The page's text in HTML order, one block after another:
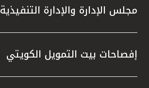
مملكة البحرين
مجلس الإدارة والإدارة التنفيذية
إفصاحات بيت التمويل الكويتي